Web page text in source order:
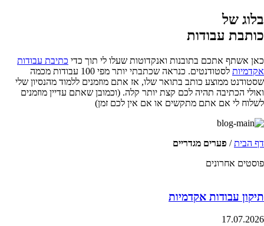
בלוג של
כותבת עבודות
כאן אשתף אתכם בתובנות ואנקדוטות שעלו לי תוך כדי כתיבת עבודות
אקדמיות
לסטודנטים. כנראה שכתבתי יותר מפי 100 עבודות מכמה
שסטודנט ממוצע כותב בתואר שלו, אז אתם מוזמנים ללמוד מהנסיון שלי
ואולי הכתיבה תהיה לכם קצת יותר קלה. (וכמובן שאתם עדיין מוזמנים
לשלוח לי אם אתם מתקשים או אם אין לכם זמן)
דף הבית/ פערים מגדריים
פוסטים אחרונים
תיקון עבודות אקדמיות
17.07.2026